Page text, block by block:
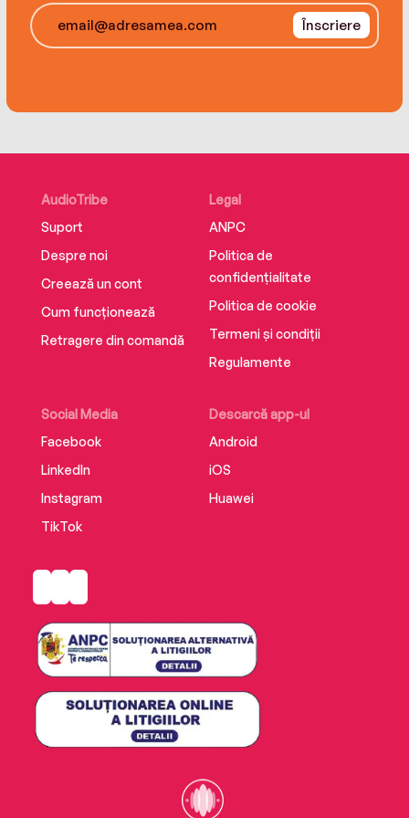
Urgent and necessary,Better Boys, Better
Înscriere
AudioTribe
Suport
Despre noi
Creează un cont
Cum funcționează
Retragere din comandă
Social Media
Facebook
LinkedIn
Instagram
TikTok
Descarcă app-ul
Android
iOS
Huawei
Legal
ANPC
Politica de
confidențialitate
Politica de cookie
Termeni și condiții
Regulamente